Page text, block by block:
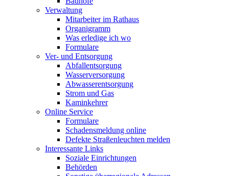
Verwaltung
Mitarbeiter im Rathaus
Organigramm
Was erledige ich wo
Formulare
Ver- und Entsorgung
Abfallentsorgung
Wasserversorgung
Abwasserentsorgung
Strom und Gas
Kaminkehrer
Online Service
Formulare
Schadensmeldung online
Defekte Straßenleuchten melden
Interessante Links
Soziale Einrichtungen
Behörden